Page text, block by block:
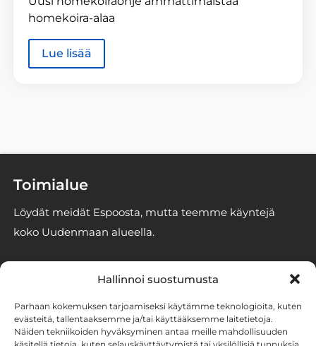
Hallinnoi suostumusta
Parhaan kokemuksen tarjoamiseksi käytämme teknologioita, kuten
evästeitä, tallentaaksemme ja/tai käyttääksemme laitetietoja.
Näiden tekniikoiden hyväksyminen antaa meille mahdollisuuden
homekoira-alaa
Lue lisää
Toimialue
Löydät meidät Espoosta, mutta teemme käyntejä
koko Uudenmaan alueella.
050 3293246
2861186-6 (Stener Oy)